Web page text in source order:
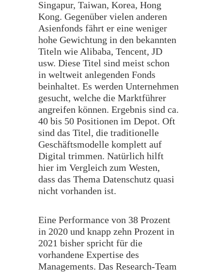
Singapur, Taiwan, Korea, Hong
Kong. Gegenüber vielen anderen
Asienfonds fährt er eine weniger
hohe Gewichtung in den bekannten
Titeln wie Alibaba, Tencent, JD
usw. Diese Titel sind meist schon
in weltweit anlegenden Fonds
beinhaltet. Es werden Unternehmen
gesucht, welche die Marktführer
angreifen können. Ergebnis sind ca.
40 bis 50 Positionen im Depot. Oft
sind das Titel, die traditionelle
Geschäftsmodelle komplett auf
Digital trimmen. Natürlich hilft
hier im Vergleich zum Westen,
dass das Thema Datenschutz quasi
nicht vorhanden ist.
Eine Performance von 38 Prozent
in 2020 und knapp zehn Prozent in
2021 bisher spricht für die
vorhandene Expertise des
Managements. Das Research-Team